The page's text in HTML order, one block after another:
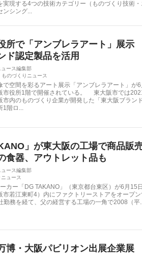
実現する4つの技術カテゴリー（ものづくり技術・
ンシング...
所で「アンブレラアート」展
ド認定製品を活用
ュース編集部
ものづくりニュース
空間を彩るアート展示「アンブレラアート」が
市役所1階で開催されている。 東大阪市では
市内のものづくり企業が開発した「東大阪ブラン
1階ロ...
」が東大阪の工場で商品販
食器、アウトレット品も
ュース編集部
ニュース
ー「DG TAKANO」（東京都台東区）が6月15
市若江東町4）内にファクトリーストアをオープン
を経て、父の経営する工場の一角で2008（平
博・大阪パビリオン出展企業展